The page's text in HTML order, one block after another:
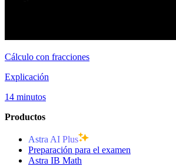
Cálculo con fracciones
Explicación
14 minutos
Productos
Astra AI Plus
Preparación para el examen
Astra IB Math